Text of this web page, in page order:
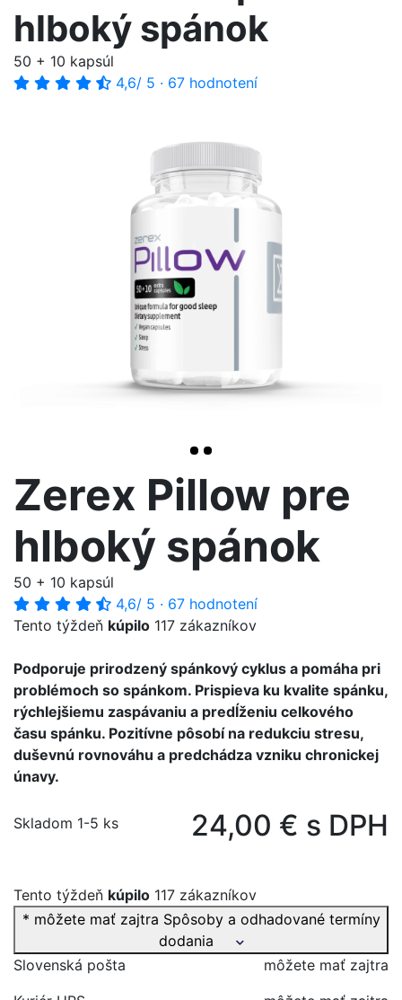
hlboký spánok
50 + 10 kapsúl
4,6/ 5 · 67 hodnotení
Zerex Pillow pre
hlboký spánok
50 + 10 kapsúl
4,6/ 5 · 67 hodnotení
Tento týždeň kúpilo 117 zákazníkov
Podporuje prirodzený spánkový cyklus a pomáha pri
problémoch so spánkom. Prispieva ku kvalite spánku,
rýchlejšiemu zaspávaniu a predĺženiu celkového
času spánku. Pozitívne pôsobí na redukciu stresu,
duševnú rovnováhu a predchádza vzniku chronickej
únavy.
Skladom 1-5 ks 24,00 € s DPH
Tento týždeň kúpilo 117 zákazníkov
* môžete mať zajtra Spôsoby a odhadované termíny
dodania
Slovenská pošta
môžete mať zajtra